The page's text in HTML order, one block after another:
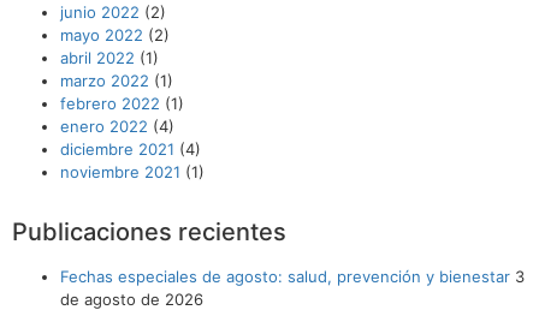
junio 2022 (2)
mayo 2022 (2)
abril 2022 (1)
marzo 2022 (1)
febrero 2022 (1)
enero 2022 (4)
diciembre 2021 (4)
noviembre 2021 (1)
Publicaciones recientes
Fechas especiales de agosto: salud, prevención y bienestar 3
de agosto de 2026